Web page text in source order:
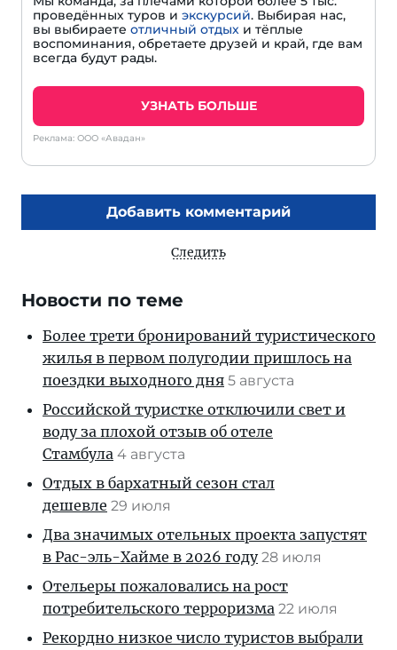
проведённых туров и экскурсий. Выбирая нас,
вы выбираете отличный отдых и тёплые
воспоминания, обретаете друзей и край, где вам
всегда будут рады.
УЗНАТЬ БОЛЬШЕ
Реклама: ООО «Авадан»
Добавить комментарий
Следить
Новости по теме
Более трети бронирований туристического
жилья в первом полугодии пришлось на
поездки выходного дня 5 августа
Российской туристке отключили свет и
воду за плохой отзыв об отеле
Стамбула 4 августа
Отдых в бархатный сезон стал
дешевле 29 июля
Два значимых отельных проекта запустят
в Рас-эль-Хайме в 2026 году 28 июля
Отельеры пожаловались на рост
потребительского терроризма 22 июля
Рекордно низкое число туристов выбрали